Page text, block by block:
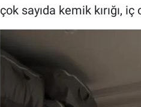
çok sayıda kemik kırığı,